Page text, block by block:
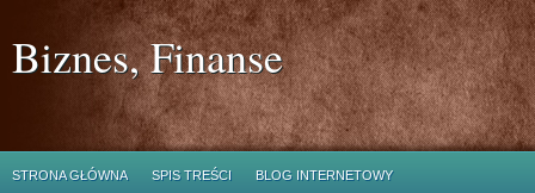
Biznes, Finanse
STRONA GŁÓWNA SPIS TREŚCI BLOG INTERNETOWY